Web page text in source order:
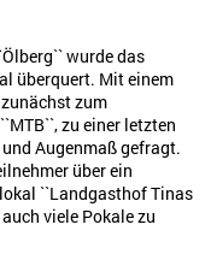
wurde das
überquert. Mit einem
zum
zu einer letzten
Augenmaß gefragt.
über ein
``Landgasthof Tinas
viele Pokale zu